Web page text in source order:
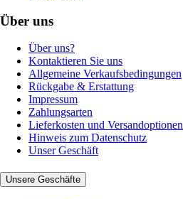
Über uns
Über uns?
Kontaktieren Sie uns
Allgemeine Verkaufsbedingungen
Rückgabe & Erstattung
Impressum
Zahlungsarten
Lieferkosten und Versandoptionen
Hinweis zum Datenschutz
Unser Geschäft
Unsere Geschäfte